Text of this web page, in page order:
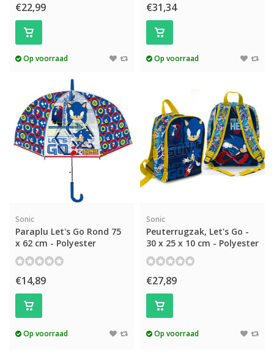
€22,99
Op voorraad
€31,34
Op voorraad
Sonic
Paraplu Let's Go Rond 75
x 62 cm - Polyester
€14,89
Op voorraad
Sonic
Peuterrugzak, Let's Go -
30 x 25 x 10 cm - Polyester
€27,89
Op voorraad